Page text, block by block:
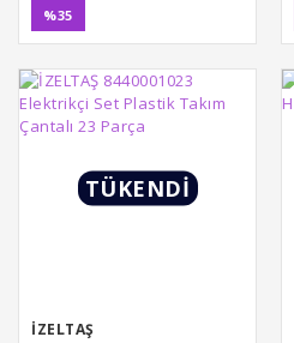
%35
TÜKENDİ
İZELTAŞ